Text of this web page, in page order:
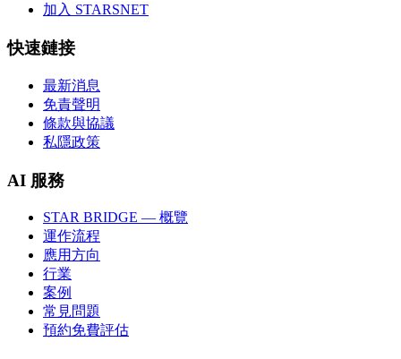
加入 STARSNET
快速鏈接
最新消息
免責聲明
條款與協議
私隱政策
AI 服務
STAR BRIDGE — 概覽
運作流程
應用方向
行業
案例
常見問題
預約免費評估